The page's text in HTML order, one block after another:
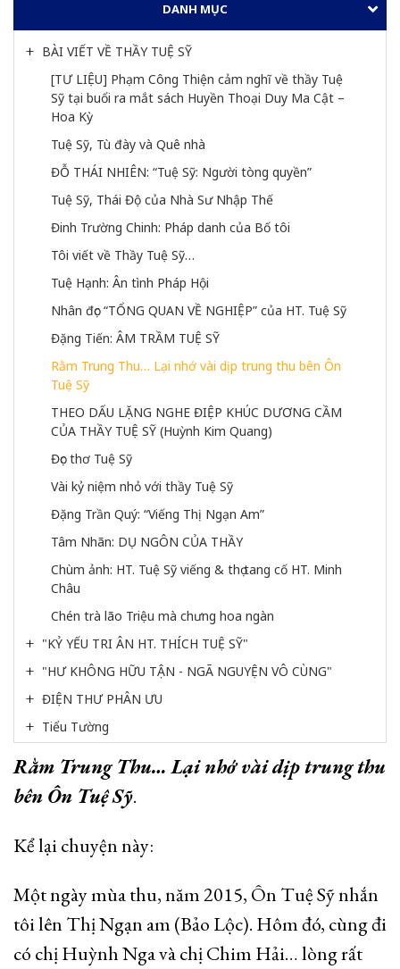
DANH MỤC
BÀI VIẾT VỀ THẦY TUỆ SỸ
[TƯ LIỆU] Phạm Công Thiện cảm nghĩ về thầy Tuệ
Sỹ tại buổi ra mắt sách Huyền Thoại Duy Ma Cật –
Hoa Kỳ
Tuệ Sỹ, Tù đày và Quê nhà
ĐỖ THÁI NHIÊN: “Tuệ Sỹ: Người tòng quyền”
Tuệ Sỹ, Thái Độ của Nhà Sư Nhập Thế
Đinh Trường Chinh: Pháp danh của Bố tôi
Tôi viết về Thầy Tuệ Sỹ…
Tuệ Hạnh: Ân tình Pháp Hội
Nhân đọc “TỔNG QUAN VỀ NGHIỆP” của HT. Tuệ Sỹ
Đặng Tiến: ÂM TRẦM TUỆ SỸ
Rằm Trung Thu… Lại nhớ vài dịp trung thu bên Ôn
Tuệ Sỹ
THEO DẤU LẶNG NGHE ĐIỆP KHÚC DƯƠNG CẦM
CỦA THẦY TUỆ SỸ (Huỳnh Kim Quang)
Đọc thơ Tuệ Sỹ
Vài kỷ niệm nhỏ với thầy Tuệ Sỹ
Đặng Trần Quý: “Viếng Thị Ngạn Am”
Tâm Nhãn: DỤ NGÔN CỦA THẦY
Chùm ảnh: HT. Tuệ Sỹ viếng & thọ tang cố HT. Minh
Châu
Chén trà lão Triệu mà chưng hoa ngàn
"KỶ YẾU TRI ÂN HT. THÍCH TUỆ SỸ"
"HƯ KHÔNG HỮU TẬN - NGÃ NGUYỆN VÔ CÙNG"
ĐIỆN THƯ PHÂN ƯU
Tiểu Tường
Rằm Trung Thu… Lại nhớ vài dịp trung thu
bên Ôn Tuệ Sỹ.
Kể lại chuyện này:
Một ngày mùa thu, năm 2015, Ôn Tuệ Sỹ nhắn
tôi lên Thị Ngạn am (Bảo Lộc). Hôm đó, cùng đi
có chị Huỳnh Nga và chị Chim Hải… lòng rất